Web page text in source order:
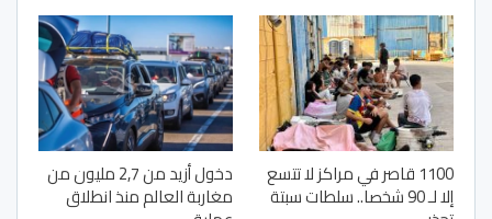
1100 قاصر في مراكز لا تتسع
إلا لـ 90 شخصا.. سلطات سبتة
دخول أزيد من 2,7 مليون من
مغاربة العالم منذ انطلاق